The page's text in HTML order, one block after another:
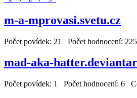
m-a-mprovasi.svetu.cz
Počet povídek: 21 Počet hodnocení:
mad-aka-
Počet povídek: 1 Počet hodnocení: 6